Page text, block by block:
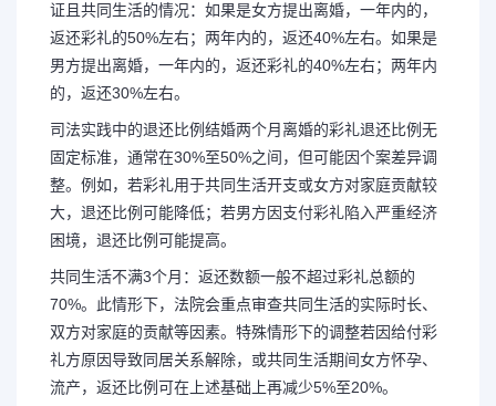
证且共同生活的情况：如果是女方提出离婚，一年内的，
返还彩礼的50%左右；两年内的，返还40%左右。如果是
男方提出离婚，一年内的，返还彩礼的40%左右；两年内
的，返还30%左右。
司法实践中的退还比例结婚两个月离婚的彩礼退还比例无
固定标准，通常在30%至50%之间，但可能因个案差异调
整。例如，若彩礼用于共同生活开支或女方对家庭贡献较
大，退还比例可能降低；若男方因支付彩礼陷入严重经济
困境，退还比例可能提高。
共同生活不满3个月：返还数额一般不超过彩礼总额的
70%。此情形下，法院会重点审查共同生活的实际时长、
双方对家庭的贡献等因素。特殊情形下的调整若因给付彩
礼方原因导致同居关系解除，或共同生活期间女方怀孕、
流产，返还比例可在上述基础上再减少5%至20%。
女方离婚有过错，彩礼较
也应予以返还彩礼，但具体数
还3-5万元左右，具体还需考虑双
证且共同生活的情况：如果是女方
还彩礼的50...